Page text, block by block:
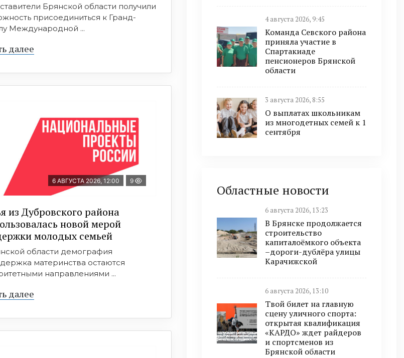
Брянской области получили
присоединиться к Гранд-
Международной ...
далее
6 АВГУСТА 2026, 12:00 9
из Дубровского района
новой мерой
молодых семьей
области демография
материнства остаются
направлениями ...
далее
4 августа 2026, 9:45
Команда Севского района
приняла участие в
Спартакиаде
пенсионеров Брянской
области
3 августа 2026, 8:55
О выплатах школьникам
из многодетных семей к 1
сентября
Областные новости
6 августа 2026, 13:23
В Брянске продолжается
строительство
капиталоёмкого объекта
–дороги-дублёра улицы
Карачижской
6 августа 2026, 13:10
Твой билет на главную
сцену уличного спорта:
открытая квалификация
«КАРДО» ждет райдеров
и спортсменов из
Брянской области